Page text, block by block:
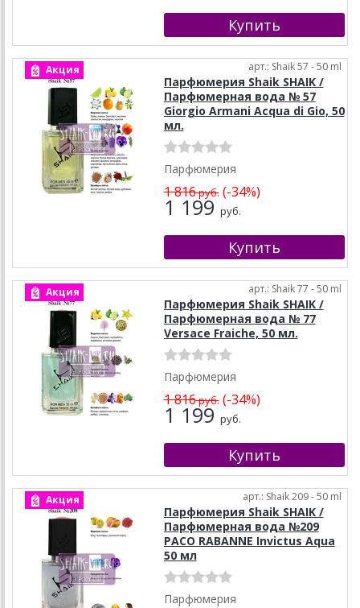
Акция арт.: Shaik 57 - 50 ml
Парфюмерия Shaik SHAIK /
Парфюмерная вода № 57
Giorgio Armani Acqua di Gio, 50
мл.
Парфюмерия
1 816руб.(-34%)
1 199 руб.
Акция арт.: Shaik 77 - 50 ml
Парфюмерия Shaik SHAIK /
Парфюмерная вода № 77
Versace Fraiche, 50 мл.
Парфюмерия
1 816руб.(-34%)
1 199 руб.
Акция арт.: Shaik 209 - 50 ml
Парфюмерия Shaik SHAIK /
Парфюмерная вода №209
PACO RABANNE Invictus Aqua
50 мл
Парфюмерия